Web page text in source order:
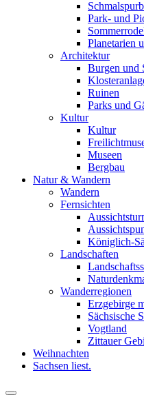
Park- und
Planetarien
Architektur
Burgen und
Ruinen
Parks und
Kultur
Kultur
Museen
Bergbau
Natur & Wandern
Wandern
Fernsichten
Königlich-
Landschaften
Wanderregionen
Erzgebirge
Sächsische
Vogtland
Zittauer
Weihnachten
Sachsen liest.